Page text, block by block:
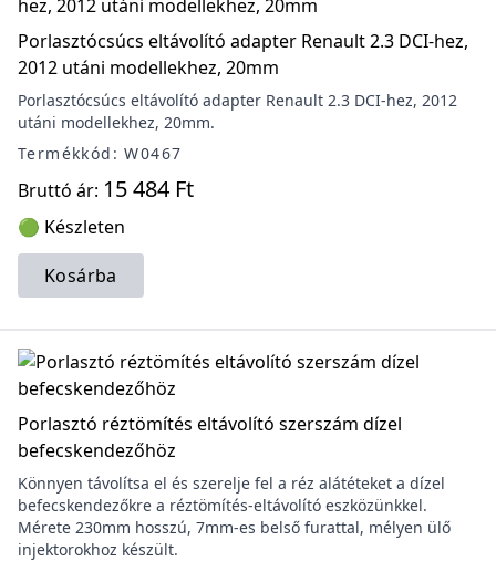
Porlasztócsúcs eltávolító adapter Renault 2.3 DCI-hez,
2012 utáni modellekhez, 20mm
Porlasztócsúcs eltávolító adapter Renault 2.3 DCI-hez, 2012
utáni modellekhez, 20mm.
Termékkód: W0467
Bruttó ár: 15 484 Ft
🟢 Készleten
Kosárba
Porlasztó réztömítés eltávolító szerszám dízel
befecskendezőhöz
Könnyen távolítsa el és szerelje fel a réz alátéteket a dízel
befecskendezőkre a réztömítés-eltávolító eszközünkkel.
Mérete 230mm hosszú, 7mm-es belső furattal, mélyen ülő
injektorokhoz készült.